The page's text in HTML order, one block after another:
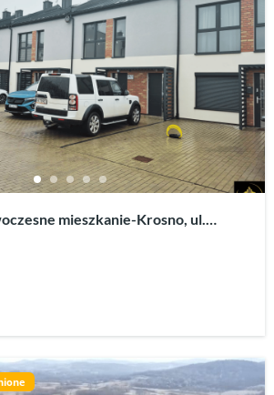
mieszkanie-Krosno, ul.